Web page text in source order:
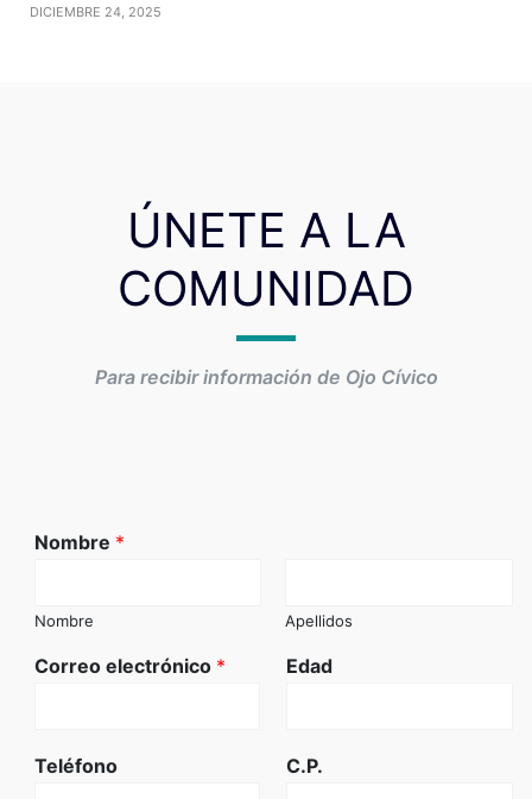
DICIEMBRE 24, 2025
ÚNETE A LA
COMUNIDAD
Para recibir información de Ojo Cívico
Nombre *
Nombre Apellidos
Correo electrónico * Edad
Teléfono C.P.